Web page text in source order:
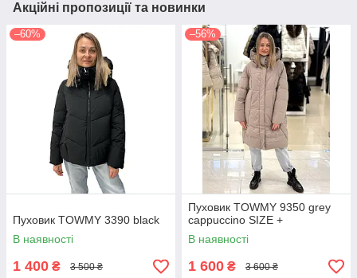
Акційні пропозиції та новинки
–60%
Пуховик TOWMY 3390 black
В наявності
1 400 ₴ 3 500 ₴
–56%
Пуховик TOWMY 9350 grey
cappuccino SIZE +
В наявності
1 600 ₴ 3 600 ₴